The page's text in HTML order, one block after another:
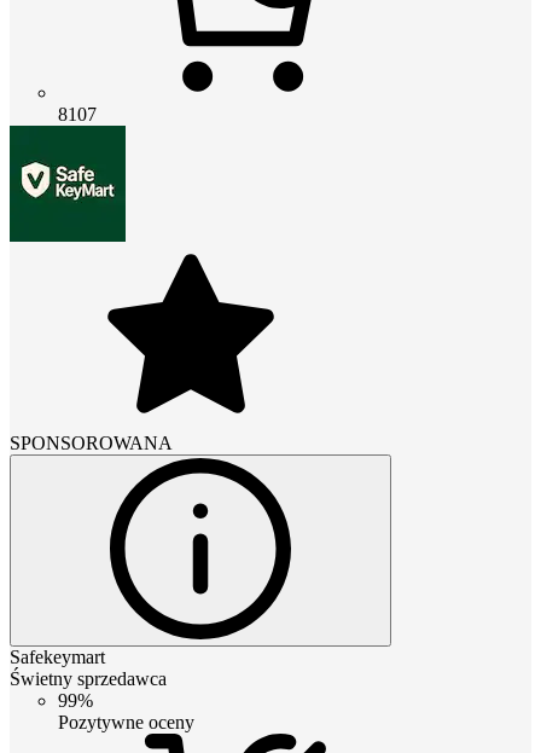
8107
SPONSOROWANA
Safekeymart
Świetny sprzedawca
99%
Pozytywne oceny